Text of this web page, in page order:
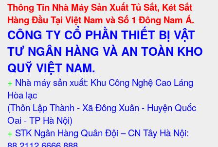
Thông Tin Nhà Máy Sản Xuất Tủ Sắt, Két Sắt
Hàng Đầu Tại Việt Nam và Số 1 Đông Nam Á.
CÔNG TY CỔ PHẦN THIẾT BỊ VẬT
TƯ NGÂN HÀNG VÀ AN TOÀN KHO
QUỸ VIỆT NAM.
+ Nhà máy sản xuất: Khu Công Nghệ Cao Láng
Hòa lạc
(Thôn Lập Thành - Xã Đông Xuân - Huyện Quốc
Oai - TP Hà Nội)
+ STK Ngân Hàng Quân Đội – CN Tây Hà Nội: